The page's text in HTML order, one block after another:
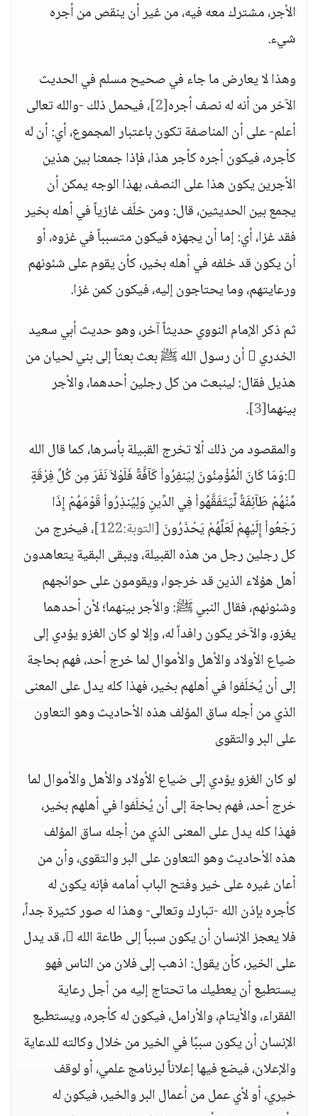
الأجر، مشترك معه فيه، من غير أن ينقص من أجره
شيء.
وهذا لا يعارض ما جاء في صحيح مسلم في الحديث
الآخر من أنه له نصف أجره[2] ، فيحمل ذلك -والله تعالى
أعلم- على أن المناصفة تكون باعتبار المجموع، أي: أن له
كأجره، فيكون أجره كأجر هذا، فإذا جمعنا بين هذين
الأجرين يكون هذا على النصف، بهذا الوجه يمكن أن
يجمع بين الحديثين، قال: ومن خلَف غازياً في أهله بخير
فقد غزا، أي: إما أن يجهزه فيكون متسبباً في غزوه، أو
أن يكون قد خلفه في أهله بخير، كأن يقوم على شئونهم
ورعايتهم، وما يحتاجون إليه، فيكون كمن غزا.
ثم ذكر الإمام النووي حديثاً آخر، وهو حديث أبي سعيد
الخدري  أن رسول الله ﷺ بعث بعثاً إلى بني لحيان من
هذيل فقال: لينبعث من كل رجلين أحدهما، والأجر
بينهما[3]
.
والمقصود من ذلك ألا تخرج القبيلة بأسرها، كما قال الله
:وَمَا كَانَ الْمُؤْمِنُونَ لِيَنفِرُواْ كَآفَّةً فَلَوْلاَ نَفَرَ مِن كُلِّ فِرْقَةٍ
مِّنْهُمْ طَآئِفَةٌ لِّيَتَفَقَّهُواْ فِي الدِّينِ وَلِيُنذِرُواْ قَوْمَهُمْ إِذَا
رَجَعُواْ إِلَيْهِمْ لَعَلَّهُمْ يَحْذَرُونَ[التوبة:122]
، فيخرج من
كل رجلين رجل من هذه القبيلة، ويبقى البقية يتعاهدون
أهل هؤلاء الذين قد خرجوا، ويقومون على حوائجهم
وشئونهم، فقال النبي ﷺ: والأجر بينهما؛ لأن أحدهما
يغزو، والآخر يكون رافداً له، وإلا لو كان الغزو يؤدي إلى
ضياع الأولاد والأهل والأموال لما خرج أحد، فهم بحاجة
إلى أن يُخلَفوا في أهلهم بخير، فهذا كله يدل على المعنى
الذي من أجله ساق المؤلف هذه الأحاديث وهو التعاون
على البر والتقوى
لو كان الغزو يؤدي إلى ضياع الأولاد والأهل والأموال لما
خرج أحد، فهم بحاجة إلى أن يُخلَفوا في أهلهم بخير،
فهذا كله يدل على المعنى الذي من أجله ساق المؤلف
هذه الأحاديث وهو التعاون على البر والتقوى، وأن من
أعان غيره على خير وفتح الباب أمامه فإنه يكون له
كأجره بإذن الله -تبارك وتعالى- وهذا له صور كثيرة جداً،
فلا يعجز الإنسان أن يكون سبباً إلى طاعة الله ، قد يدل
على الخير، كأن يقول: اذهب إلى فلان من الناس فهو
يستطيع أن يعطيك ما تحتاج إليه من أجل رعاية
الفقراء، والأيتام، والأرامل، فيكون له كأجره، ويستطيع
الإنسان أن يكون سببًا في الخير من خلال وكالته للدعاية
والإعلان، فيضع فيها إعلاناً لبرنامج علمي، أو لوقف
خيري، أو لأي عمل من أعمال البر والخير، فيكون له